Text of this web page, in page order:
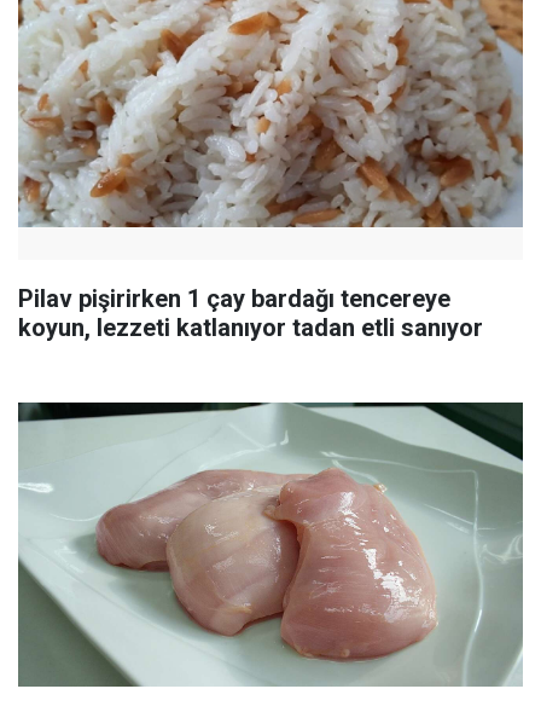
Pilav pişirirken 1 çay bardağı tencereye
koyun, lezzeti katlanıyor tadan etli sanıyor